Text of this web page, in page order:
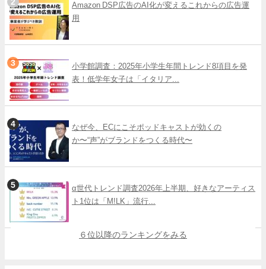
Amazon DSP広告のAI化が変えるこれからの広告運
用
小学館調査：2025年小学生年間トレンド8項目を発
表！低学年女子は「イタリア...
なぜ今、ECにこそポッドキャストが効くの
か〜“声”がブランドをつくる時代〜
α世代トレンド調査2026年上半期、好きなアーティス
ト1位は「M!LK」流行...
６位以降のランキングをみる